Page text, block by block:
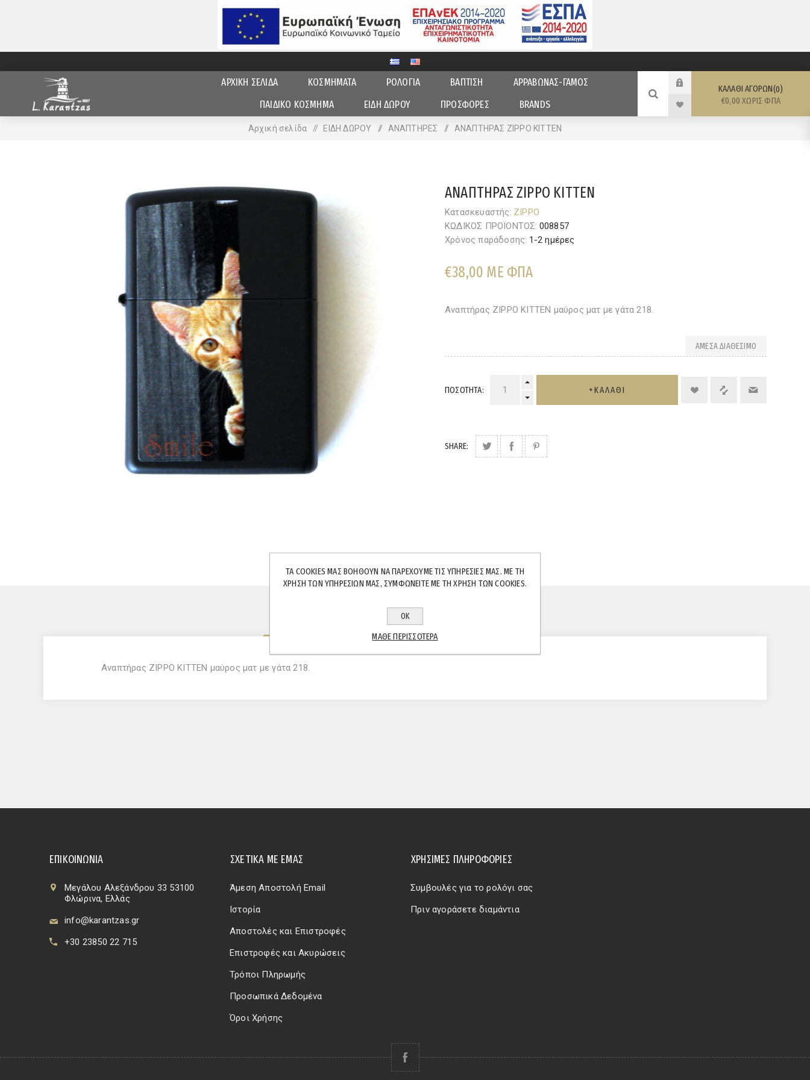
ΑΡΧΙΚΗ ΣΕΛΙΔΑ ΚΟΣΜΗΜΑΤΑ ΡΟΛΟΓΙΑ ΒΑΠΤΙΣΗ
ΑΡΡΑΒΩΝΑΣ-ΓΑΜΟΣ
ΠΑΙΔΙΚΟ ΚΟΣΜΗΜΑ
ΕΙΔΗ ΔΩΡΟΥ ΠΡΟΣΦΟΡΕΣ BRANDS
ΚΑΛΆΘΙ ΑΓΟΡΏΝ 0
€0,00 ΧΩΡΊΣ ΦΠΑ
Αρχική σελίδα / ΕΙΔΗ ΔΩΡΟΥ / ΑΝΑΠΤΗΡΕΣ / ΑΝΑΠΤΗΡΑΣ ZIPPO KITTEN
ΑΝΑΠΤΗΡΑΣ ZIPPO KITTEN
Κατασκευαστής: ZIPPO
ΚΩΔΙΚΟΣ ΠΡΟΪΟΝΤΟΣ: 008857
Χρόνος παράδοσης: 1-2 ημέρες
€38,00 ΜΕ ΦΠΑ
Αναπτήρας ZIPPO KITTEN μαύρος ματ με γάτα 218.
ΆΜΕΣΑ ΔΙΑΘΈΣΙΜΟ
ΠΟΣΌΤΗΤΑ:
SHARE:
ΧΑΡΑΚΤΗΡΙΣΤΙΚΆ
Αναπτήρας ZIPPO KITTEN μαύρος ματ με γάτα 218.
ΕΠΙΚΟΙΝΩΝΊΑ
Μεγάλου Αλεξάνδρου 33 53100
Φλώρινα, Ελλάς
info@karantzas.gr
+30 23850 22 715
ΣΧΕΤΙΚΆ ΜΕ ΕΜΆΣ
Άμεση Αποστολή Email
Ιστορία
Αποστολές και Επιστροφές
Επιστροφές και Ακυρώσεις
Τρόποι Πληρωμής
Προσωπικά Δεδομένα
Όροι Χρήσης
ΧΡΗΣΙΜΕΣ ΠΛΗΡΟΦΟΡΙΕΣ
Συμβουλές για το ρολόγι σας
Πριν αγοράσετε διαμάντια
ΤΑ COOKIES ΜΑΣ ΒΟΗΘΟΎΝ ΝΑ ΠΑΡΈΧΟΥΜΕ ΤΙΣ ΥΠΗΡΕΣΊΕΣ ΜΑΣ. ΜΕ ΤΗ
ΧΡΉΣΗ ΤΩΝ ΥΠΗΡΕΣΙΏΝ ΜΑΣ, ΣΥΜΦΩΝΕΊΤΕ ΜΕ ΤΗ ΧΡΉΣΗ ΤΩΝ COOKIES.
ΟΚ
ΜΆΘΕ ΠΕΡΙΣΣΌΤΕΡΑ